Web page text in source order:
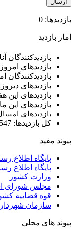
0
بازدید
بازدیدکنندگان
بازدیدهای امروز:
بازدیدکنندگان
بازدیدهای دیروز:8
بازدیدهای این
بازدیدهای این
بازدیدهای امسال:
کل بازدیدها:1,547
مفید
پایگاه اطلاع
پایگاه اطلاع
وزارت کشور
مجلس شورای
قوه قضاییه کشور
سازمان
های محلی